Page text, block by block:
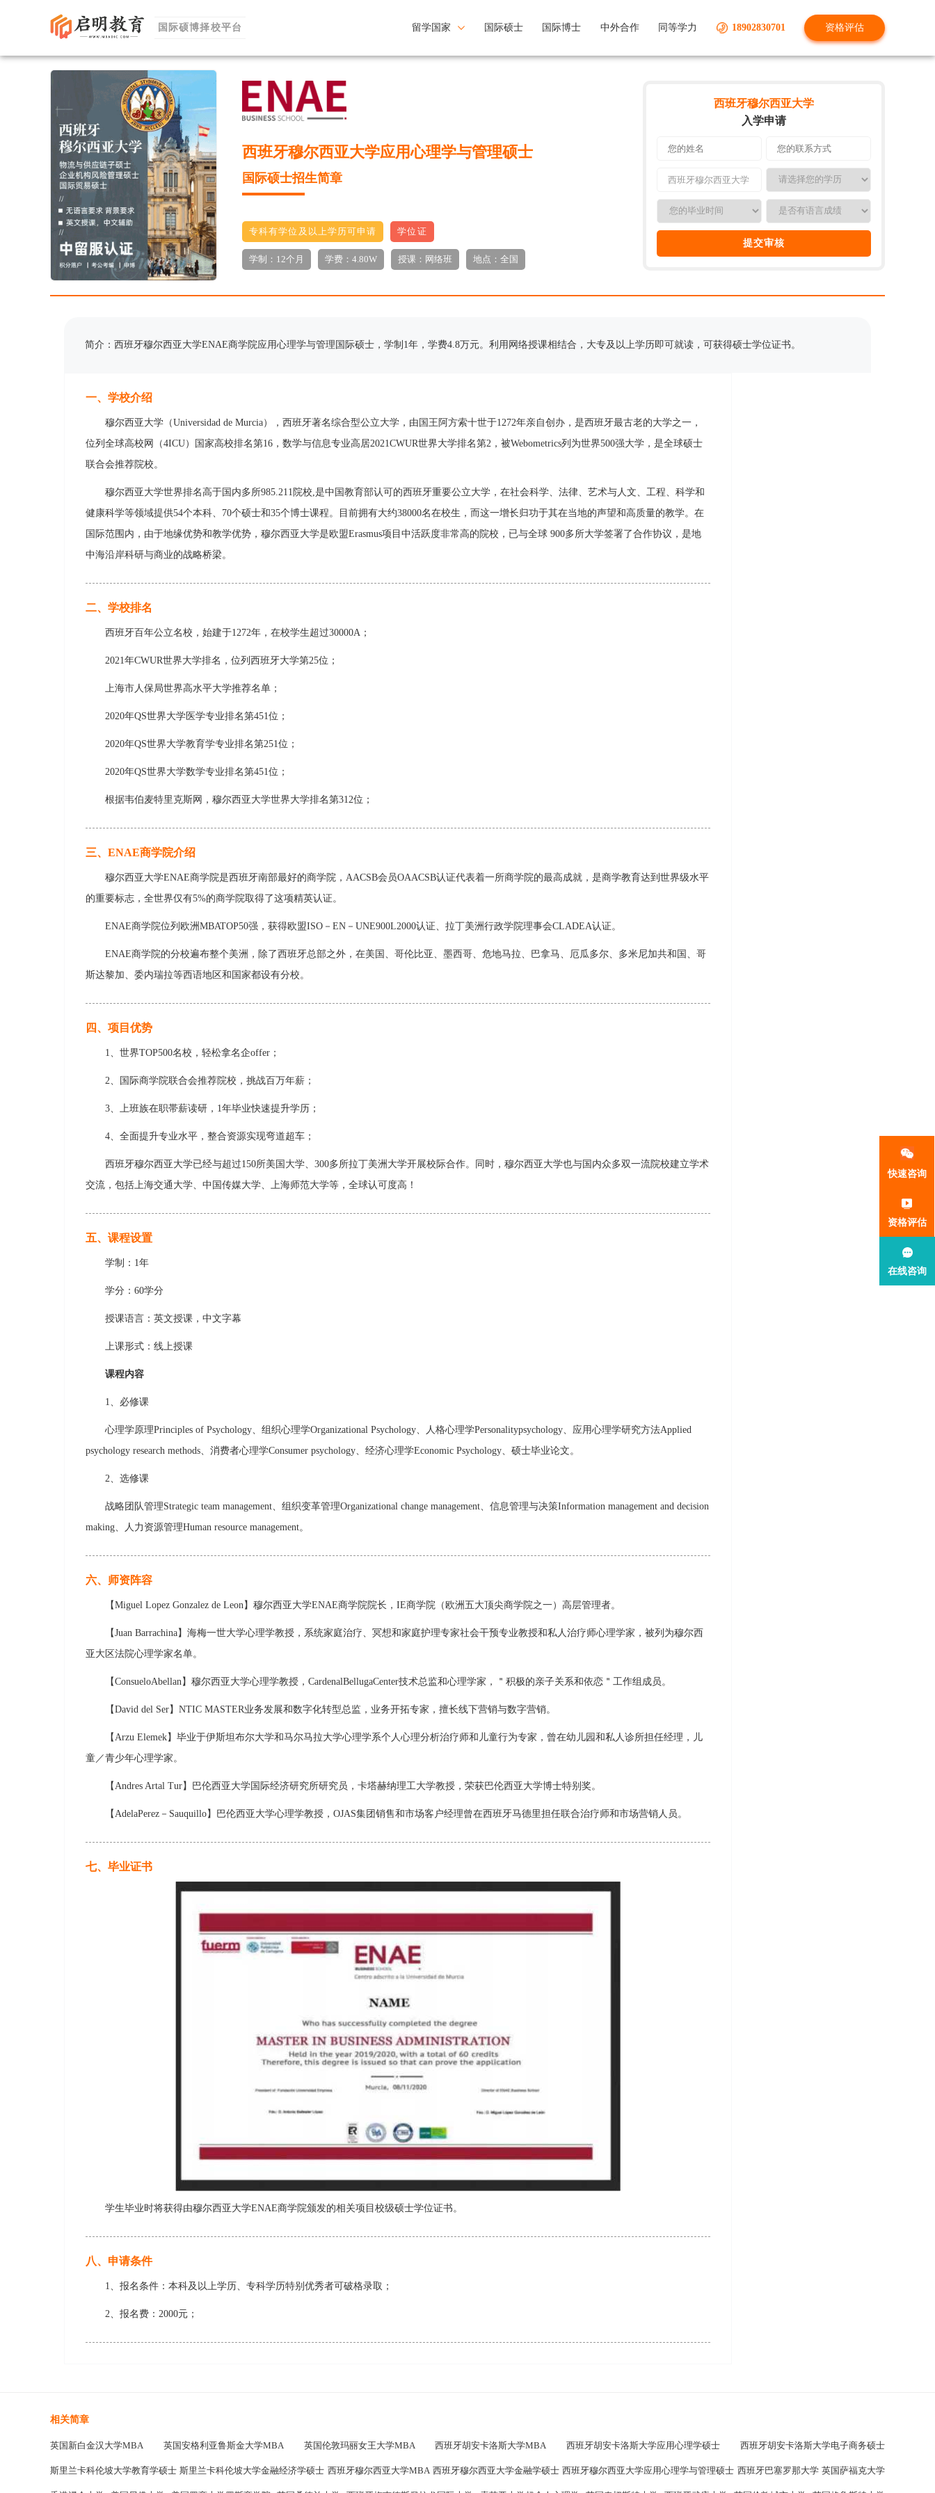
国际硕博择校平台 留学国家 国际硕士 国际博士 中外合作 同等学力 18902830701 资格评估
西班牙穆尔西亚大学应用心理学与管理硕士
国际硕士招生简章
专科有学位及以上学历可申请 学位证
学制：12个月 学费：4.80W 授课：网络班 地点：全国
西班牙穆尔西亚大学
入学申请
简介：西班牙穆尔西亚大学ENAE商学院应用心理学与管理国际硕士，学制1年，学费4.8万元。利用网络授课相结合，大专及以上学历即可就读，可获得硕士学位证书。
一、学校介绍
穆尔西亚大学（Universidad de Murcia），西班牙著名综合型公立大学，由国王阿方索十世于1272年亲自创办，是西班牙最古老的大学之一，
位列全球高校网（4ICU）国家高校排名第16，数学与信息专业高居2021CWUR世界大学排名第2，被Webometrics列为世界500强大学，是全球硕士
联合会推荐院校。
穆尔西亚大学世界排名高于国内多所985.211院校,是中国教育部认可的西班牙重要公立大学，在社会科学、法律、艺术与人文、工程、科学和
健康科学等领域提供54个本科、70个硕士和35个博士课程。目前拥有大约38000名在校生，而这一增长归功于其在当地的声望和高质量的教学。在
国际范围内，由于地缘优势和教学优势，穆尔西亚大学是欧盟Erasmus项目中活跃度非常高的院校，已与全球 900多所大学签署了合作协议，是地
中海沿岸科研与商业的战略桥梁。
二、学校排名
西班牙百年公立名校，始建于1272年，在校学生超过30000A；
2021年CWUR世界大学排名，位列西班牙大学第25位；
上海市人保局世界高水平大学推荐名单；
2020年QS世界大学医学专业排名第451位；
2020年QS世界大学教育学专业排名第251位；
2020年QS世界大学数学专业排名第451位；
根据韦伯麦特里克斯网，穆尔西亚大学世界大学排名第312位；
三、ENAE商学院介绍
穆尔西亚大学ENAE商学院是西班牙南部最好的商学院，AACSB会员OAACSB认证代表着一所商学院的最高成就，是商学教育达到世界级水平
的重要标志，全世界仅有5%的商学院取得了这项精英认证。
ENAE商学院位列欧洲MBATOP50强，获得欧盟ISO－EN－UNE900L2000认证、拉丁美洲行政学院理事会CLADEA认证。
ENAE商学院的分校遍布整个美洲，除了西班牙总部之外，在美国、哥伦比亚、墨西哥、危地马拉、巴拿马、厄瓜多尔、多米尼加共和国、哥
斯达黎加、委内瑞拉等西语地区和国家都设有分校。
四、项目优势
1、世界TOP500名校，轻松拿名企offer；
2、国际商学院联合会推荐院校，挑战百万年薪；
3、上班族在职帯薪读研，1年毕业快速提升学历；
4、全面提升专业水平，整合资源实现弯道超车；
西班牙穆尔西亚大学已经与超过150所美国大学、300多所拉丁美洲大学开展校际合作。同时，穆尔西亚大学也与国内众多双一流院校建立学术
交流，包括上海交通大学、中国传媒大学、上海师范大学等，全球认可度高！
五、课程设置
学制：1年
学分：60学分
授课语言：英文授课，中文字幕
上课形式：线上授课
课程内容
1、必修课
心理学原理Principles of Psychology、组织心理学Organizational Psychology、人格心理学Personalitypsychology、应用心理学研究方法Applied
psychology research methods、消费者心理学Consumer psychology、经济心理学Economic Psychology、硕士毕业论文。
2、选修课
战略团队管理Strategic team management、组织变革管理Organizational change management、信息管理与决策Information management and decision
making、人力资源管理Human resource management。
六、师资阵容
【Miguel Lopez Gonzalez de Leon】穆尔西亚大学ENAE商学院院长，IE商学院（欧洲五大顶尖商学院之一）高层管理者。
【Juan Barrachina】海梅一世大学心理学教授，系统家庭治疗、冥想和家庭护理专家社会干预专业教授和私人治疗师心理学家，被列为穆尔西
亚大区法院心理学家名单。
【ConsueloAbellan】穆尔西亚大学心理学教授，CardenalBellugaCenter技术总监和心理学家，＂积极的亲子关系和依恋＂工作组成员。
【​David del Ser】​NTIC MASTER业务发展和数字化转型总监，业务开拓专家，擅长线下营销与数字营销。
【Arzu Elemek】毕业于伊斯坦布尔大学和马尔马拉大学心理学系个人心理分析治疗师和儿童行为专家，曾在幼儿园和私人诊所担任经理，儿
童／青少年心理学家。
【Andres Artal Tur】巴伦西亚大学国际经济研究所研究员，卡塔赫纳理工大学教授，荣获巴伦西亚大学博士特别奖。
【AdelaPerez－Sauquillo】巴伦西亚大学心理学教授，​OJAS集团销售和市场客户经理曾在西班牙马德里担任联合治疗师和市场营销人员。
七、毕业证书
学生毕业时将获得由穆尔西亚大学ENAE商学院颁发的相关项目校级硕士学位证书。
八、申请条件
1、报名条件：本科及以上学历、专科学历特别优秀者可破格录取；
2、报名费：2000元；
相关简章
英国新白金汉大学MBA 英国安格利亚鲁斯金大学MBA 英国伦敦玛丽女王大学MBA 西班牙胡安卡洛斯大学MBA 西班牙胡安卡洛斯大学应用心理学硕士 西班牙胡安卡洛斯大学电子商务硕士
斯里兰卡科伦坡大学教育学硕士 斯里兰卡科伦坡大学金融经济学硕士 西班牙穆尔西亚大学MBA 西班牙穆尔西亚大学金融学硕士 西班牙穆尔西亚大学应用心理学与管理硕士 西班牙巴塞罗那大学 英国萨福克大学
快速咨询
资格评估
在线咨询